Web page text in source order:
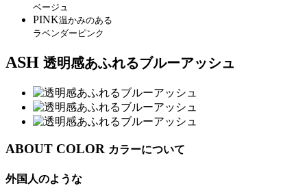
ベージュ
PINK温かみのある
ラベンダーピンク
ASH 透明感あふれるブルーアッシュ
ABOUT COLOR カラーについて
外国人のような